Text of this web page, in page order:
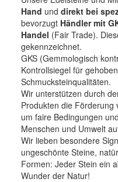
Hand und direkt bei
bevorzugt Händler mit
Handel (Fair Trade).
gekennzeichnet.
GKS (Gemmologisch
Kontrollsiegel für
Schmucksteinqualitäten.
Wir unterstützen durch
Produkten die Förderung
um faire Bedingungen
Menschen und Umwelt
Wir lieben besondere
ungeschönte Steine,
Formen: Jeder Stein ein
Wunder der Natur!